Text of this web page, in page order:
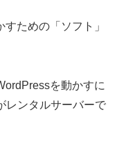
ための「ソフト」
を動かすに
レンタルサーバーで